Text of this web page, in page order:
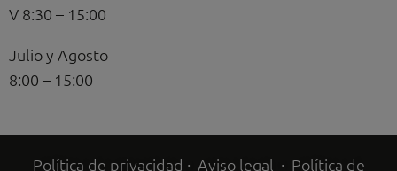
V 8:30 – 15:00
Julio y Agosto
8:00 – 15:00
Política de privacidad · Aviso legal · Política de